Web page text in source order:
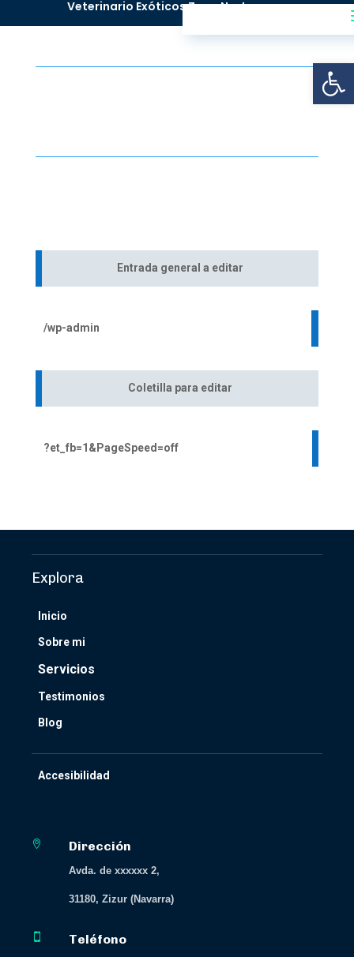
Abrir
Veterinario Exóticos Zona Norte
Entrada general a editar
/wp-admin
Coletilla para editar
?et_fb=1&PageSpeed=off
Explora
Inicio
Sobre mi
Servicios
Testimonios
Blog
Accesibilidad
 Dirección
Avda. de xxxxxx 2,
31180, Zizur (Navarra)
Teléfono